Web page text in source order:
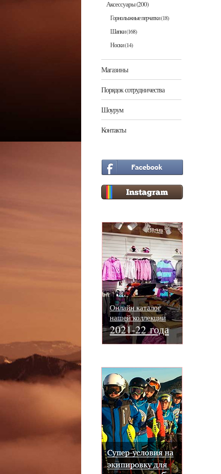
Аксессуары(200)
Горнолыжные перчатки(18)
Шапки(168)
Носки(14)
Магазины
Порядок сотрудничества
Шоурум
Контакты
Онлайн каталог
нашей коллекции
2021-22 года